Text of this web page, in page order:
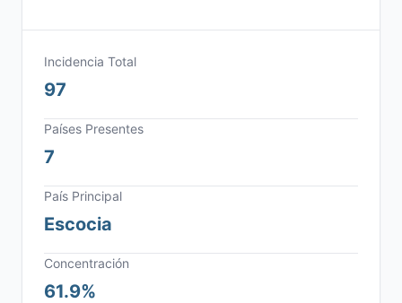
Incidencia Total
97
Países Presentes
7
País Principal
Escocia
Concentración
61.9%